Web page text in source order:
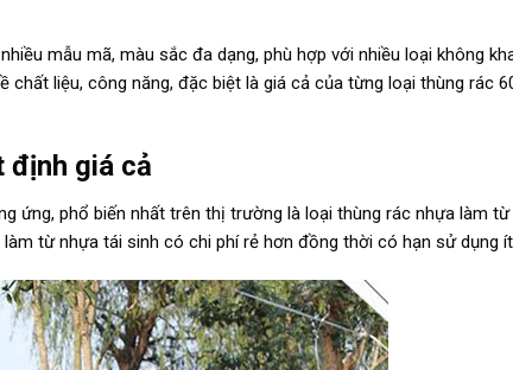
mẫu mã, màu sắc đa dạng, phù hợp với nhiều loại không
liệu, công năng, đặc biệt là giá cả của từng loại thùng rác
định giá cả
ứng, phổ biến nhất trên thị trường là loại thùng rác nhựa làm từ
từ nhựa tái sinh có chi phí rẻ hơn đồng thời có hạn sử dụng